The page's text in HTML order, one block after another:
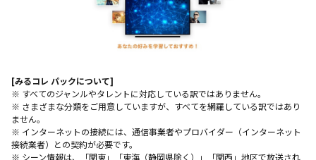
[みるコレ パックについて]
※ すべてのジャンルやタレントに対応している訳ではありません。
※ さまざまな分類をご用意していますが、すべてを網羅している訳ではあり
ません。
※ インターネットの接続には、通信事業者やプロバイダー（インターネット
接続業者）との契約が必要です。
※ シーン情報は、「関東」「東海（静岡県除く）」「関西」地区で放送され